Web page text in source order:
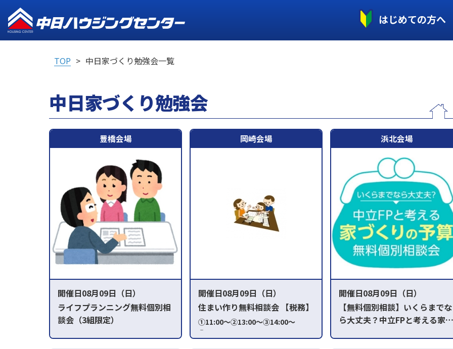
はじめての方へ
TOP 中日家づくり勉強会一覧
中日家づくり勉強会
豊橋会場
開催日08月09日（日）
ライフプランニング無料個別相
談会（3組限定）
岡崎会場
開催日08月09日（日）
住まい作り無料相談会 【税務】
①11:00～②13:00～③14:00～
④15:00～
浜北会場
開催日08月09日（日）
【無料個別相談】いくらまでな
ら大丈夫？中立FPと考える家づ